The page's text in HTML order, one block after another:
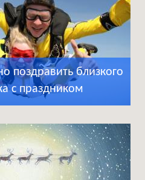
поздравить близкого
с праздником